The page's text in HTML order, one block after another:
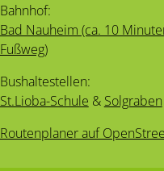
Bahnhof:
Bad Nauheim (ca. 10
Fußweg)
Bushaltestellen:
St.Lioba-Schule & Solgraben
Routenplaner auf